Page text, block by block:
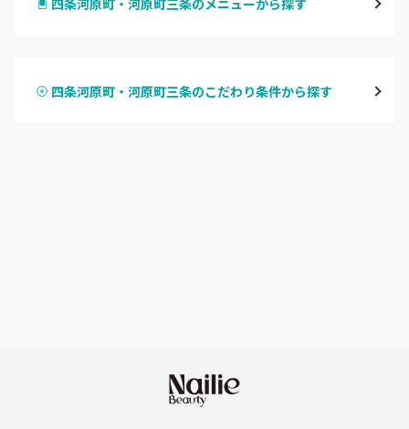
四条河原町・河原町三条
ハンドスカルプ
四条河原町・河原町三条のこだわり条件から探す